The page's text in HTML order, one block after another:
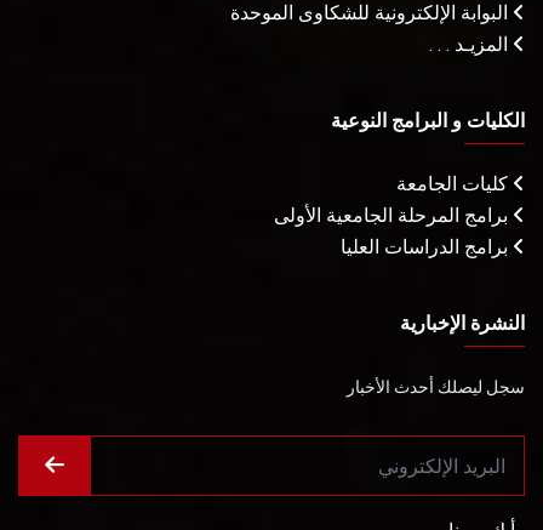
البوابة الإلكترونية للشكاوى الموحدة
المزيـد . . .
الكليات و البرامج النوعية
كليات الجامعة
برامج المرحلة الجامعية الأولى
برامج الدراسات العليا
النشرة الإخبارية
سجل ليصلك أحدث الأخبار